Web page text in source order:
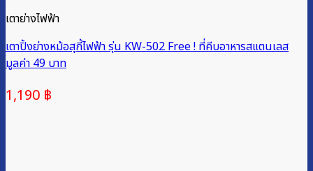
เตาย่างไฟฟ้า
เตาปิ้งย่างหม้อสุกี้ไฟฟ้า รุ่น KW-502 Free ! ที่คีบอาหารสแตนเลส
มูลค่า 49 บาท
1,190 ฿